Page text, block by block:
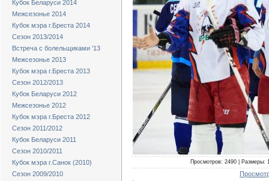
Кубок Беларуси 2014
Межсезонье 2014
Кубок мэра г.Бреста 2014
Сезон 2013/2014
Встреча с болельщиками '13
Межсезонье 2013
Кубок мэра г.Бреста 2013
Сезон 2012/2013
Кубок Беларуси 2012
Межсезонье 2012
Кубок мэра г.Бреста 2012
Сезон 2011/2012
Кубок Беларуси 2011
Сезон 2010/2011
Кубок мэра г.Санок (2010)
Сезон 2009/2010
Просмотров: 2490 | Размеры: